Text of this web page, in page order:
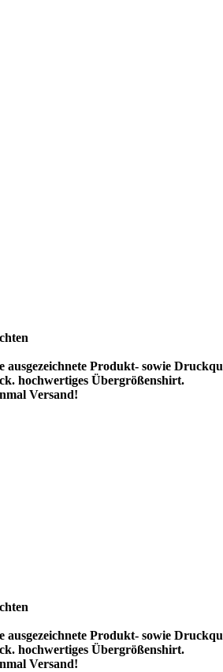
Produkt- sowie
hochwertiges Übergrößenshirt.
Versand!
Produkt- sowie
hochwertiges Übergrößenshirt.
Versand!